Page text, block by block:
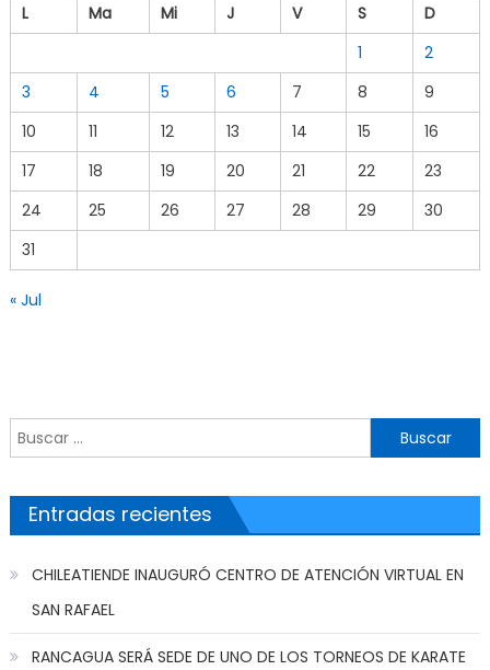
L
Ma Mi J V S
D
1
2
3
4 5 6 7 8
9
10
11 12 13 14 15
16
17
18 19 20 21 22
23
24
25 26 27 28 29
30
31
« Jul
Buscar por:
Entradas recientes
CHILEATIENDE INAUGURÓ CENTRO DE ATENCIÓN VIRTUAL EN
SAN RAFAEL
RANCAGUA SERÁ SEDE DE UNO DE LOS TORNEOS DE KARATE